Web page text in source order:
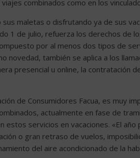
combinados como en los
maletas o disfrutando ya de sus
1 de julio, refuerza los derechos de
por al menos dos tipos de
novedad, también se aplica a los
presencial u online, la contratación
de Consumidores Facua, es muy
actualmente en fase de
servicios en vacaciones. «El año
o gran retraso de vuelos,
del aire acondicionado de la